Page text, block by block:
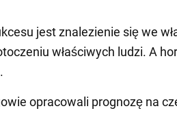
jest znalezienie się we
właściwych ludzi. A
opracowali prognozę na